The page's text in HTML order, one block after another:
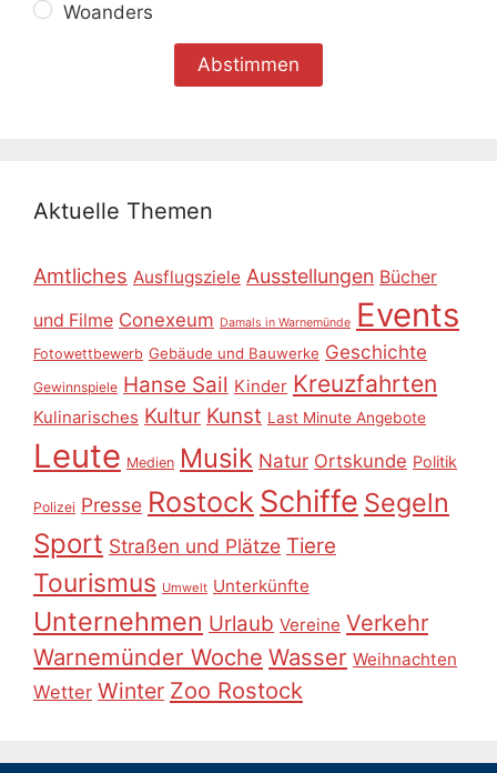
Woanders
Aktuelle Themen
Amtliches Ausflugsziele Ausstellungen Bücher
und Filme Conexeum Damals in Warnemünde Events
Fotowettbewerb Gebäude und Bauwerke Geschichte
Gewinnspiele Hanse Sail Kinder Kreuzfahrten
Kulinarisches Kultur Kunst Last Minute Angebote
Leute Medien Musik Natur Ortskunde Politik
Polizei Presse Rostock Schiffe Segeln
Sport Straßen und Plätze Tiere
Tourismus Umwelt Unterkünfte
Unternehmen Urlaub Vereine Verkehr
Warnemünder Woche Wasser Weihnachten
Wetter Winter Zoo Rostock